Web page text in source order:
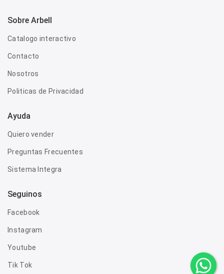
Sobre Arbell
Catalogo interactivo
Contacto
Nosotros
Politicas de Privacidad
Ayuda
Quiero vender
Preguntas Frecuentes
Sistema Integra
Seguinos
Facebook
Instagram
Youtube
Tik Tok